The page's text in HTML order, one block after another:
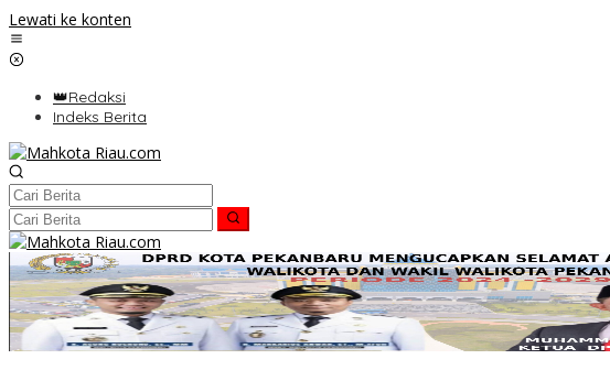
Lewati ke konten
👑Redaksi
Indeks Berita